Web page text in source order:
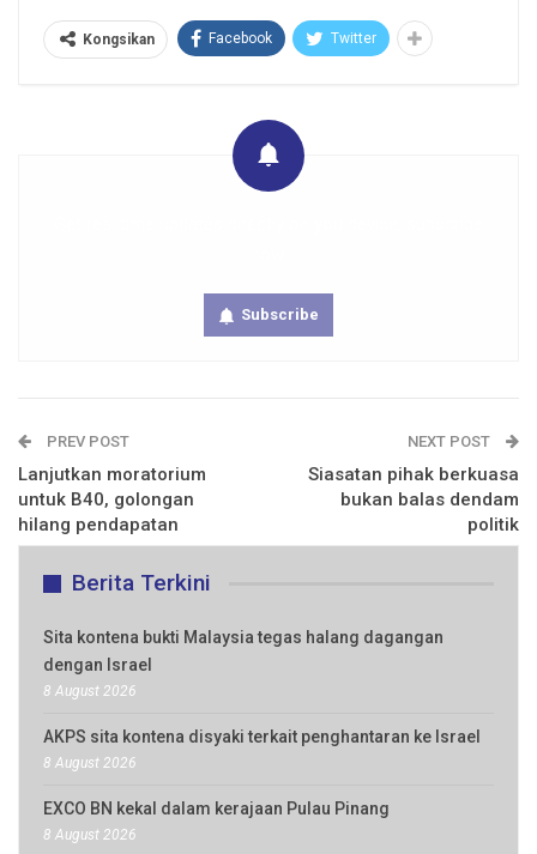
Kongsikan Facebook Twitter
Subscribe
PREV POST
Lanjutkan moratorium
untuk B40, golongan
hilang pendapatan
NEXT POST
Siasatan pihak berkuasa
bukan balas dendam
politik
Berita Terkini
Sita kontena bukti Malaysia tegas halang dagangan
dengan Israel
8 August 2026
AKPS sita kontena disyaki terkait penghantaran ke Israel
8 August 2026
EXCO BN kekal dalam kerajaan Pulau Pinang
8 August 2026